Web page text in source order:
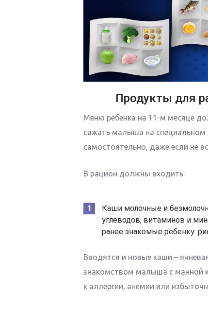
Продукты для
Меню ребенка на 11-м месяце
сажать малыша на специальном
самостоятельно, даже если не
В рацион должны входить:
Каши молочные и
углеводов, витаминов и
ранее знакомые ребенку:
Вводятся и новые каши –
знакомством малыша с манной
к аллергии, анемии или